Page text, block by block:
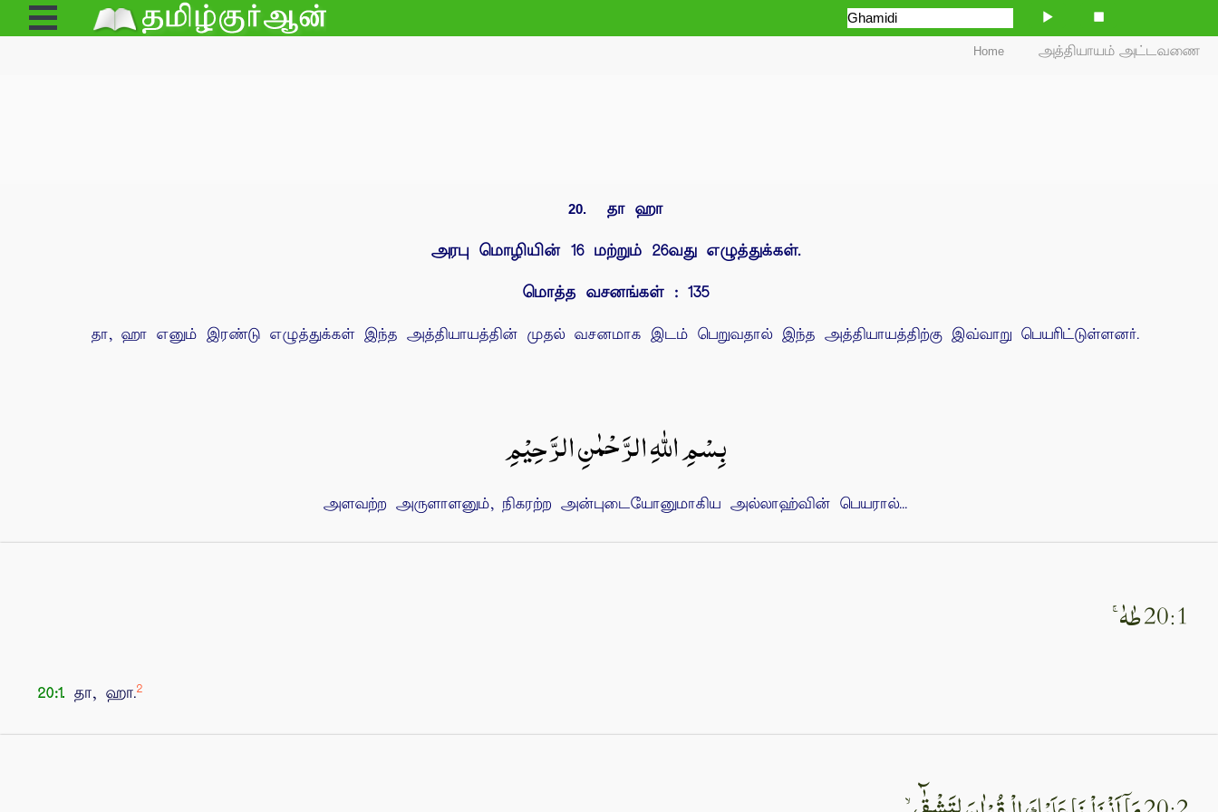
Open
Menu
Home அத்தியாயம் அட்டவணை
20.
தா ஹா
அரபு மொழியின் 16 மற்றும் 26வது எழுத்துக்கள்.
மொத்த வசனங்கள் : 135
தா, ஹா எனும் இரண்டு எழுத்துக்கள் இந்த அத்தியாயத்தின் முதல் வசனமாக இடம் பெறுவதால் இந்த அத்தியாயத்திற்கு இவ்வாறு பெயரிட்டுள்ளனர்.
بِسْمِ اللهِ الرَّحْمٰنِ الرَّحِيْمِ
அளவற்ற அருளாளனும், நிகரற்ற அன்புடையோனுமாகிய அல்லாஹ்வின் பெயரால்...
20:1 طٰهٰ‌ ۚ‏
20:1. தா, ஹா.2